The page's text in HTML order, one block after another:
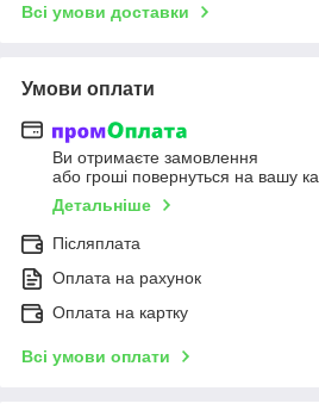
Всі умови доставки
Умови оплати
Ви отримаєте замовлення
або гроші повернуться на вашу
Детальніше
Післяплата
Оплата на рахунок
Оплата на картку
Всі умови оплати